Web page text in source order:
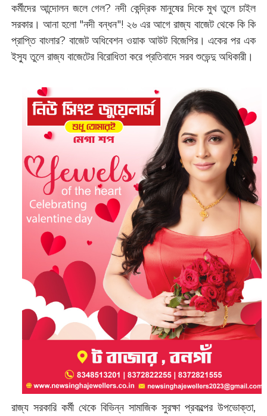
কর্মীদের আন্দোলন জলে গেল? নদী কেন্দ্রিক মানুষের দিকে মুখ তুলে চাইল
সরকার। আনা হলো "নদী বন্ধন"! ২৬ এর আগে রাজ্য বাজেট থেকে কি কি
প্রাপ্তি বাংলার? বাজেট অধিবেশন ওয়াক আউট বিজেপির। একের পর এক
ইস্যু তুলে রাজ্য বাজেটের বিরোধিতা করে প্রতিবাদে সরব শুভেন্দু অধিকারী।
রাজ্য সরকারি কর্মী থেকে বিভিন্ন সামাজিক সুরক্ষা প্রকল্পের উপভোক্তা,